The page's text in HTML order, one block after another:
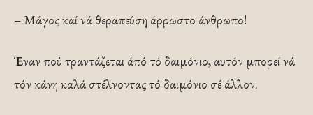
– Μάγος καί νά θεραπεύση άρρωστο άνθρωπο!
Έναν πού τραντάζεται άπό τό δαιμόνιο, αυτόν μπορεί νά
τόν κάνη καλά στέλνοντας τό δαιμόνιο σέ άλλον.